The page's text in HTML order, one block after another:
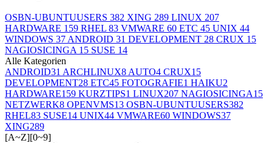
OSBN-UBUNTUUSERS 382 XING 289 LINUX 207
HARDWARE 159 RHEL 83 VMWARE 60 ETC 45 UNIX 44
WINDOWS 37 ANDROID 31 DEVELOPMENT 28 CRUX 15
NAGIOSICINGA 15 SUSE 14
Alle Kategorien
ANDROID31 ARCHLINUX8 AUTO4 CRUX15
DEVELOPMENT28 ETC45 FOTOGRAFIE1 HAIKU2
HARDWARE159 KURZTIPS1 LINUX207 NAGIOSICINGA15
NETZWERK8 OPENVMS13 OSBN-UBUNTUUSERS382
RHEL83 SUSE14 UNIX44 VMWARE60 WINDOWS37
XING289
[A~Z][0~9]